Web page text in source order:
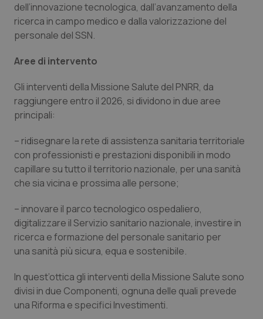
Salute orale & impianti
Tumore al seno
Tumore ovarico
Tumori del Polmone & Testa Collo
Ulcera & Reflusso
Vaccini
dell’innovazione tecnologica, dall’avanzamento della
ricerca in campo medico e dalla valorizzazione del
personale del SSN.
Aree di intervento
Gli interventi della Missione Salute del PNRR, da
raggiungere entro il 2026, si dividono in due aree
principali:
– ridisegnare la rete di assistenza sanitaria territoriale
con professionisti e prestazioni disponibili in modo
capillare su tutto il territorio nazionale, per una sanità
che sia vicina e prossima alle persone;
– innovare il parco tecnologico ospedaliero,
digitalizzare il Servizio sanitario nazionale, investire in
ricerca e formazione del personale sanitario per
una sanità più sicura, equa e sostenibile.
In quest’ottica gli interventi della Missione Salute sono
divisi in due Componenti, ognuna delle quali prevede
una Riforma e specifici Investimenti.